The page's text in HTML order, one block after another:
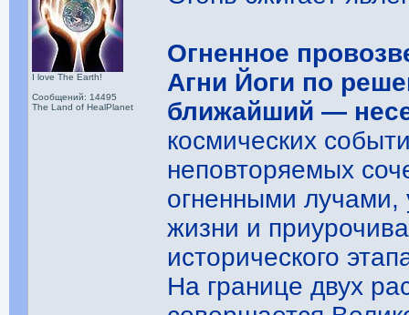
I love The Earth!
Сообщений: 14495
The Land of HealPlanet
Огненное
Агни Йоги по
ближайший —
космических
неповторяемых
огненными лучами,
жизни и
исторического
На границе двух